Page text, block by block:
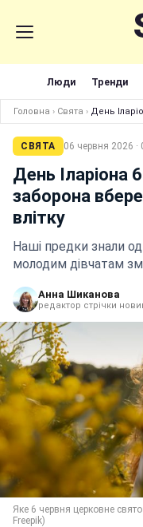
Люди Тренди
Головна › Свята › День
СВЯТА 06 червня 2026 ·
День Іларіона
заборона
влітку
Наші предки знали
молодим дівчатам
Анна Шиканова
редактор стрічки
Яке 6 червня церковне
Freepik)